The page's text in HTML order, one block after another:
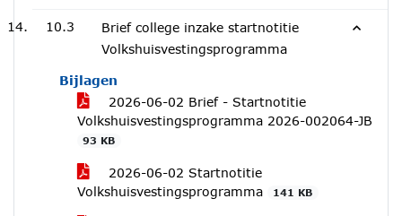
10.3
Brief college inzake startnotitie
Volkshuisvestingsprogramma
Bijlagen
2026-06-02 Brief - Startnotitie
Volkshuisvestingsprogramma 2026-002064-JB
93 KB
2026-06-02 Startnotitie
Volkshuisvestingsprogramma
141 KB